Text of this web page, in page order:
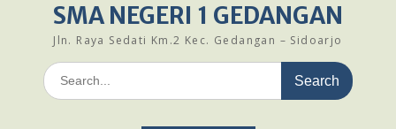
SMA NEGERI 1 GEDANGAN
Jln. Raya Sedati Km.2 Kec. Gedangan – Sidoarjo
Search
for: